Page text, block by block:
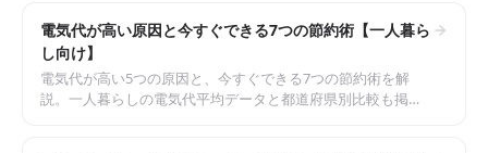
電気代が高い原因と今すぐできる7つの節約術【一人暮ら
し向け】
電気代が高い5つの原因と、今すぐできる7つの節約術を解
説。一人暮らしの電気代平均データと都道府県別比較も掲